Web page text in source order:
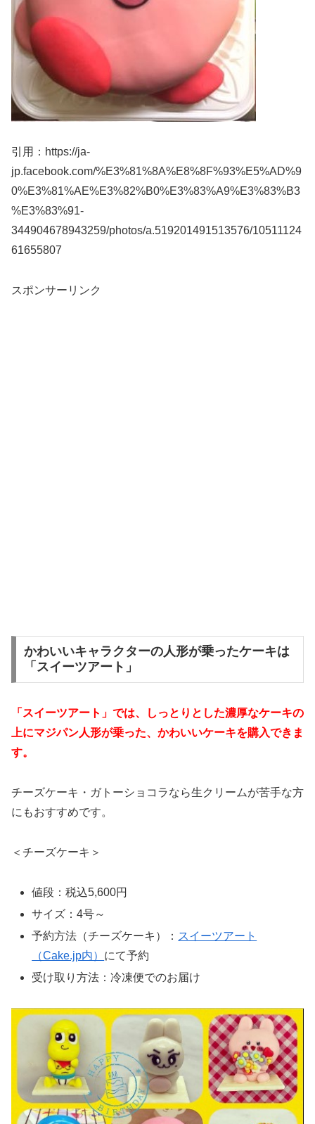
引用：https://ja-
jp.facebook.com/%E3%81%8A%E8%8F%93%E5%AD%9
0%E3%81%AE%E3%82%B0%E3%83%A9%E3%83%B3
%E3%83%91-
344904678943259/photos/a.519201491513576/10511124
61655807
スポンサーリンク
かわいいキャラクターの人形が乗ったケーキは
「スイーツアート」
「スイーツアート」では、しっとりとした濃厚なケーキの
上にマジパン人形が乗った、かわいいケーキを購入できま
す。
チーズケーキ・ガトーショコラなら生クリームが苦手な方
にもおすすめです。
＜チーズケーキ＞
値段：税込5,600円
サイズ：4号～
予約方法（チーズケーキ）： スイーツアート
（Cake.jp内） にて予約
受け取り方法：冷凍便でのお届け